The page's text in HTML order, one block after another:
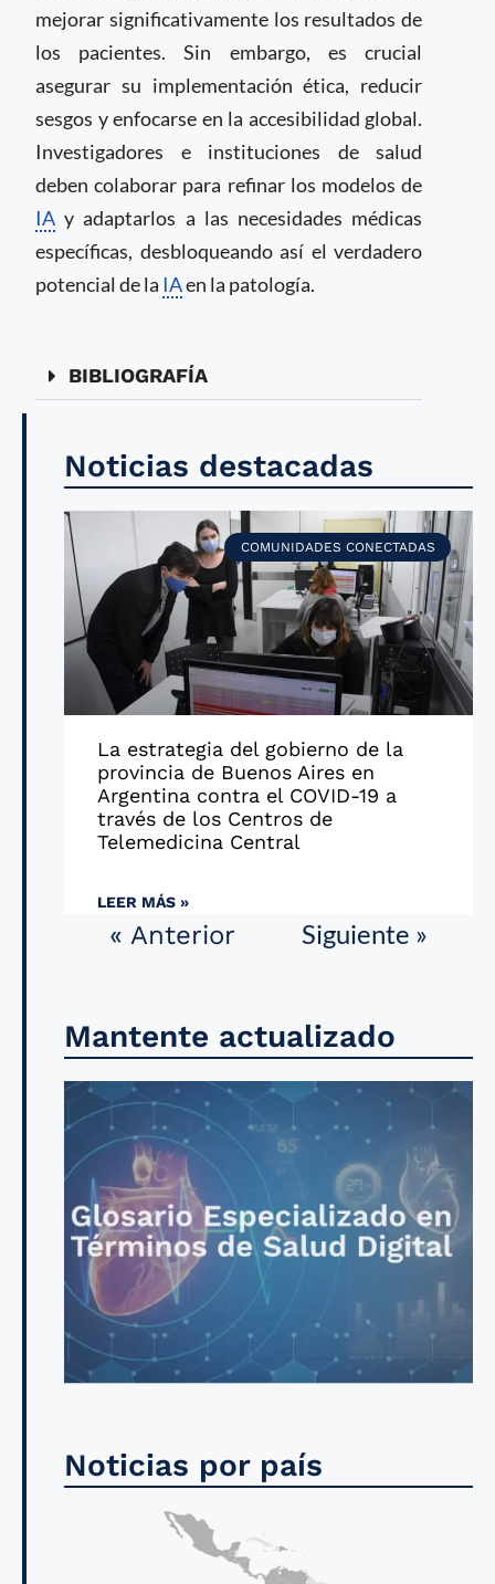
mejorar significativamente los resultados de
los pacientes. Sin embargo, es crucial
asegurar su implementación ética, reducir
sesgos y enfocarse en la accesibilidad global.
Investigadores e instituciones de salud
deben colaborar para refinar los modelos de
IA y adaptarlos a las necesidades médicas
específicas, desbloqueando así el verdadero
potencial de la IAen la patología.
BIBLIOGRAFÍA
Noticias destacadas
COMUNIDADES CONECTADAS
La estrategia del gobierno de la
provincia de Buenos Aires en
Argentina contra el COVID-19 a
través de los Centros de
Telemedicina Central
LEER MÁS »
« Anterior Siguiente »
Mantente actualizado
Noticias por país